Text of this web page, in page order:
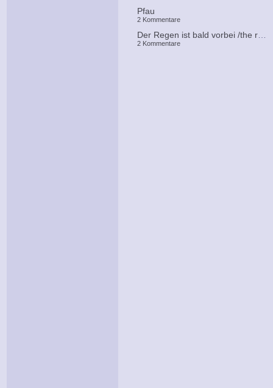
Pfau
2 Kommentare
Der Regen ist bald vorbei /the rain is over soon
2 Kommentare